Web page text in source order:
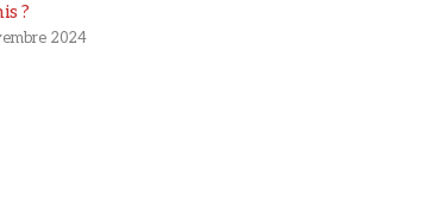
?
2024